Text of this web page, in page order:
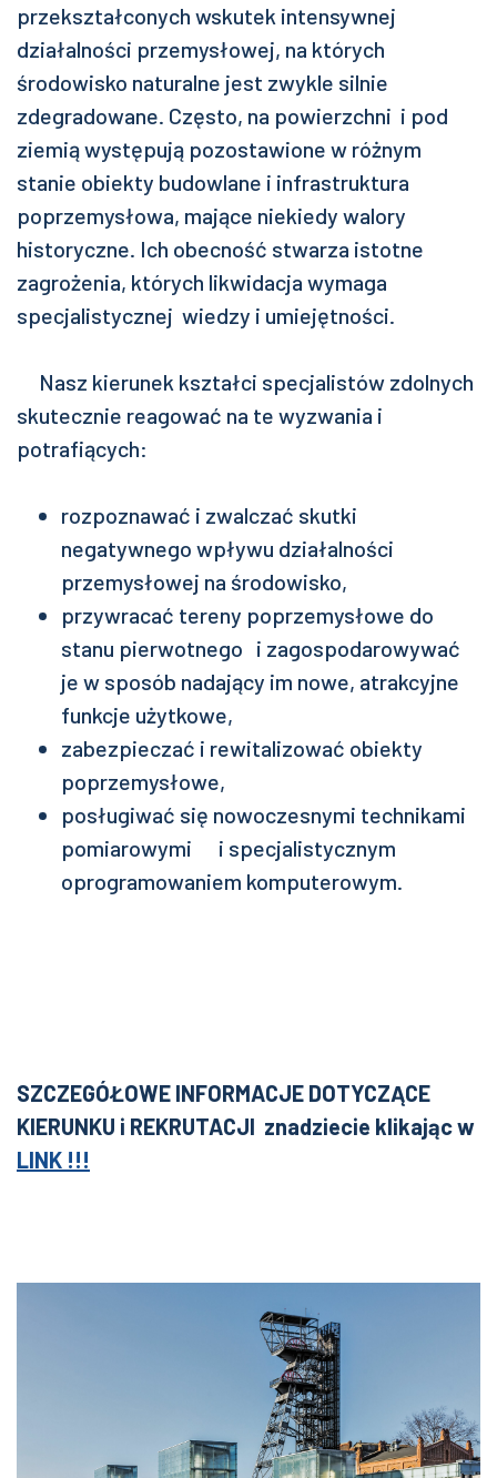
przekształconych wskutek intensywnej
działalności przemysłowej, na których
środowisko naturalne jest zwykle silnie
zdegradowane. Często, na powierzchni i pod
ziemią występują pozostawione w różnym
stanie obiekty budowlane i infrastruktura
poprzemysłowa, mające niekiedy walory
historyczne. Ich obecność stwarza istotne
zagrożenia, których likwidacja wymaga
specjalistycznej wiedzy i umiejętności.
Nasz kierunek kształci specjalistów zdolnych
skutecznie reagować na te wyzwania i
potrafiących:
rozpoznawać i zwalczać skutki
negatywnego wpływu działalności
przemysłowej na środowisko,
przywracać tereny poprzemysłowe do
stanu pierwotnego i zagospodarowywać
je w sposób nadający im nowe, atrakcyjne
funkcje użytkowe,
zabezpieczać i rewitalizować obiekty
poprzemysłowe,
posługiwać się nowoczesnymi technikami
pomiarowymi i specjalistycznym
oprogramowaniem komputerowym.
SZCZEGÓŁOWE INFORMACJE DOTYCZĄCE
KIERUNKU i REKRUTACJI znadziecie klikając w
LINK !!!